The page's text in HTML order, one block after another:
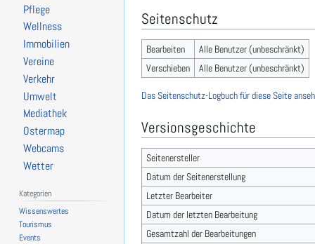
Seitenschutz
Bearbeiten
Alle Benutzer (unbeschränkt)
Verschieben
Alle Benutzer (unbeschränkt)
Das Seitenschutz-Logbuch für diese Seite
Versionsgeschichte
Seitenersteller
Datum der Seitenerstellung
Letzter Bearbeiter
Datum der letzten Bearbeitung
Gesamtzahl der Bearbeitungen
Pflege
Wellness
Immobilien
Vereine
Verkehr
Umwelt
Mediathek
Ostermap
Webcams
Wetter
Kategorien
Wissenswertes
Tourismus
Events